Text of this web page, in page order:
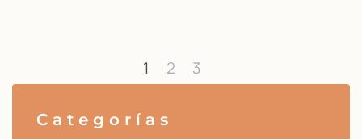
1 2 3
Categorías